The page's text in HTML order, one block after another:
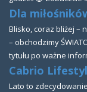
Dla
Blisko, coraz bliżej –
– obchodzimy
tytułu po ważne
Cabrio
Lato to